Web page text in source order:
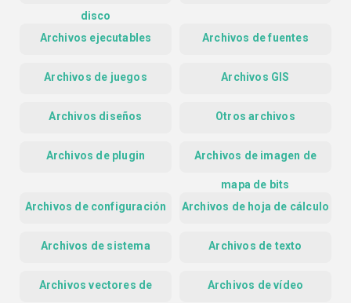
disco
Archivos ejecutables Archivos de fuentes
Archivos de juegos Archivos GIS
Archivos diseños Otros archivos
Archivos de plugin Archivos de imagen de
mapa de bits
Archivos de configuración
Archivos de hoja de cálculo
Archivos de sistema Archivos de texto
Archivos vectores de Archivos de vídeo